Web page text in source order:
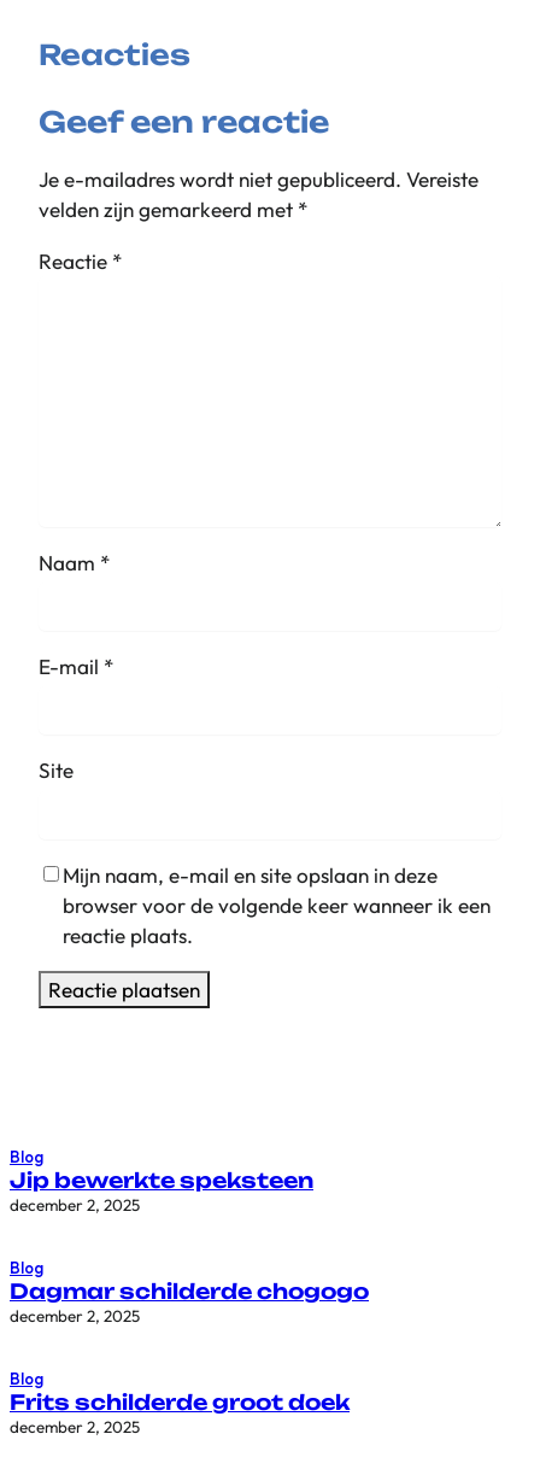
Reacties
Geef een reactie
Je e-mailadres wordt niet gepubliceerd. Vereiste
velden zijn gemarkeerd met *
Reactie *
Naam *
E-mail *
Site
Mijn naam, e-mail en site opslaan in deze
browser voor de volgende keer wanneer ik een
reactie plaats.
Blog
Jip bewerkte speksteen
december 2, 2025
Blog
Dagmar schilderde chogogo
december 2, 2025
Blog
Frits schilderde groot doek
december 2, 2025